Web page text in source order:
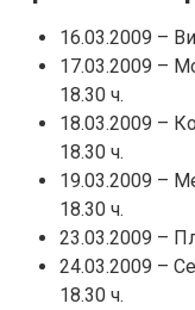
16.03.2009 –
17.03.2009 –
18.30 ч.
18.03.2009 –
18.30 ч.
19.03.2009 –
18.30 ч.
23.03.2009 –
24.03.2009 –
18.30 ч.